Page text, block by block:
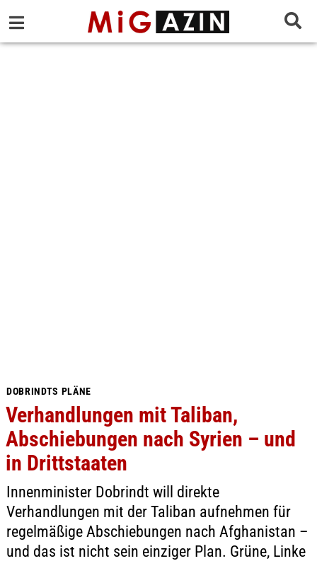
DOBRINDTS PLÄNE
Verhandlungen mit Taliban,
Abschiebungen nach Syrien – und
in Drittstaaten
Innenminister Dobrindt will direkte
Verhandlungen mit der Taliban aufnehmen für
regelmäßige Abschiebungen nach Afghanistan –
und das ist nicht sein einziger Plan. Grüne, Linke